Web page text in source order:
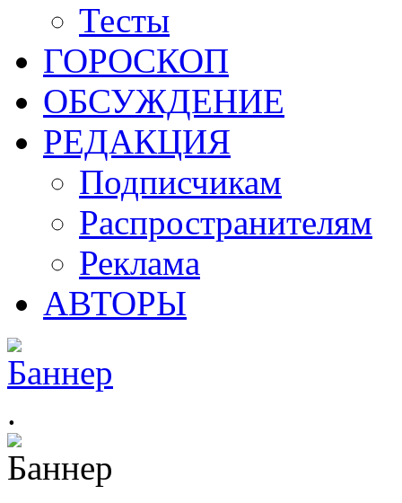
Тесты
ГОРОСКОП
ОБСУЖДЕНИЕ
РЕДАКЦИЯ
Подписчикам
Распространителям
Реклама
АВТОРЫ
.